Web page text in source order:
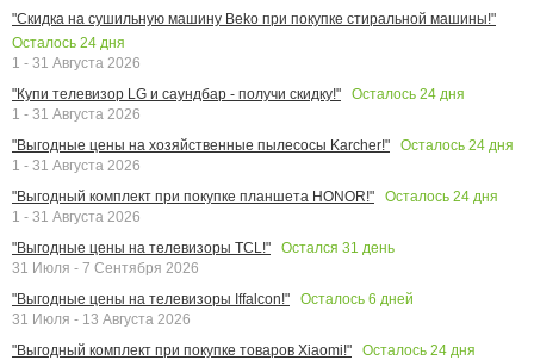
"Скидка на сушильную машину Beko при покупке стиральной машины!"
Осталось 24 дня
1 - 31 Августа 2026
"Купи телевизор LG и саундбар - получи скидку!"
Осталось 24 дня
1 - 31 Августа 2026
"Выгодные цены на хозяйственные пылесосы Karcher!"
Осталось 24 дня
1 - 31 Августа 2026
"Выгодный комплект при покупке планшета HONOR!"
Осталось 24 дня
1 - 31 Августа 2026
"Выгодные цены на телевизоры TCL!"
Остался 31 день
31 Июля - 7 Сентября 2026
"Выгодные цены на телевизоры Iffalcon!"
Осталось 6 дней
31 Июля - 13 Августа 2026
"Выгодный комплект при покупке товаров Xiaomi!"
Осталось 24 дня